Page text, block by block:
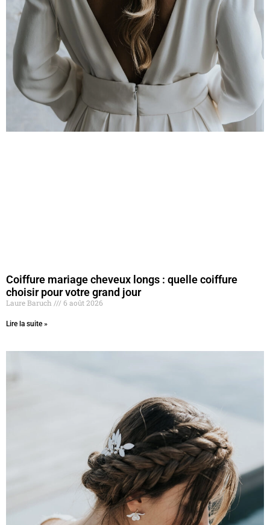
Coiffure mariage cheveux longs : quelle coiffure
choisir pour votre grand jour
Laure Baruch 6 août 2026
Lire la suite »